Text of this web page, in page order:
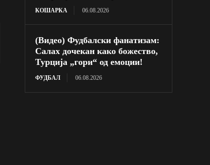
КОШАРКА 06.08.2026
(Видео) Фудбалски фанатизам:
Салах дочекан како божество,
Турција „гори“ од емоции!
ФУДБАЛ 06.08.2026